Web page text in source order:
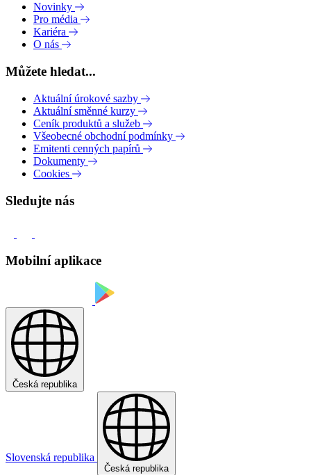
Novinky
Pro média
Kariéra
O nás
Můžete hledat...
Aktuální úrokové sazby
Aktuální směnné kurzy
Ceník produktů a služeb
Všeobecné obchodní podmínky
Emitenti cenných papírů
Dokumenty
Cookies
Sledujte nás
Mobilní aplikace
Česká republika
Slovenská republika
Česká republika